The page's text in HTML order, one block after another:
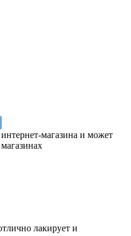
магазина и может
лакирует и